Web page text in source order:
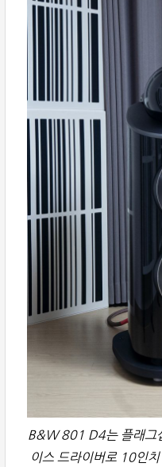
B&W 801 D4는 플래그
이스 드라이버로 10인